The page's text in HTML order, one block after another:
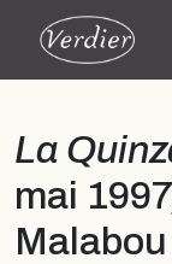
La
mai
Malabou